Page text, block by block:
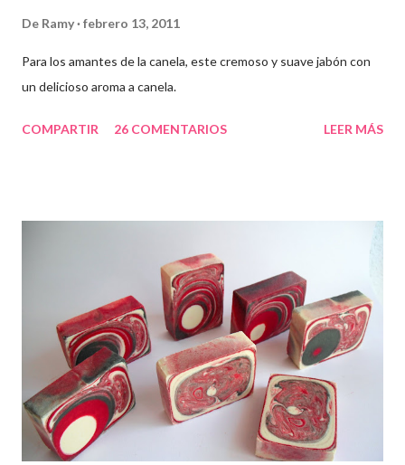
De Ramy febrero 13, 2011
Para los amantes de la canela, este cremoso y suave jabón con
un delicioso aroma a canela.
COMPARTIR 26 COMENTARIOS LEER MÁS